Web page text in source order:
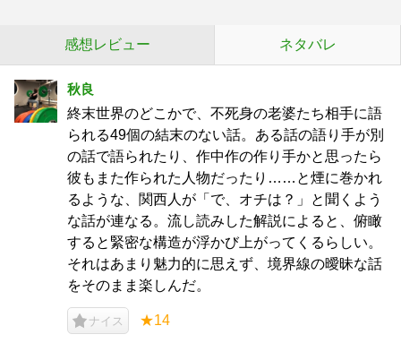
感想レビュー ネタバレ
秋良
終末世界のどこかで、不死身の老婆たち相手に語
られる49個の結末のない話。ある話の語り手が別
の話で語られたり、作中作の作り手かと思ったら
彼もまた作られた人物だったり……と煙に巻かれ
るような、関西人が「で、オチは？」と聞くよう
な話が連なる。流し読みした解説によると、俯瞰
すると緊密な構造が浮かび上がってくるらしい。
それはあまり魅力的に思えず、境界線の曖昧な話
をそのまま楽しんだ。
ナイス ★14